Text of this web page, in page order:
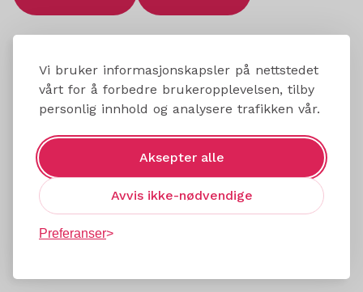
Vi bruker informasjonskapsler på nettstedet
vårt for å forbedre brukeropplevelsen, tilby
personlig innhold og analysere trafikken vår.
Aksepter alle
Avvis ikke-nødvendige
Preferanser